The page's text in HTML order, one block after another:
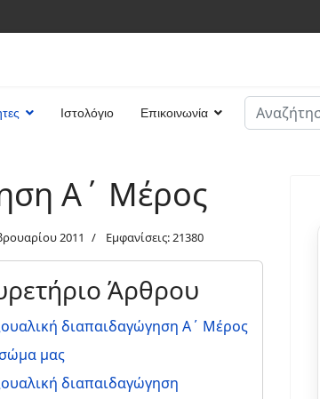
Ιστολόγιο Επικοινωνία
Αναζήτηση
Α΄ Μέρος
2011 Εμφανίσεις: 21380
Άρθρου
διαπαιδαγώγηση Α΄ Μέρος
μας
διαπαιδαγώγηση